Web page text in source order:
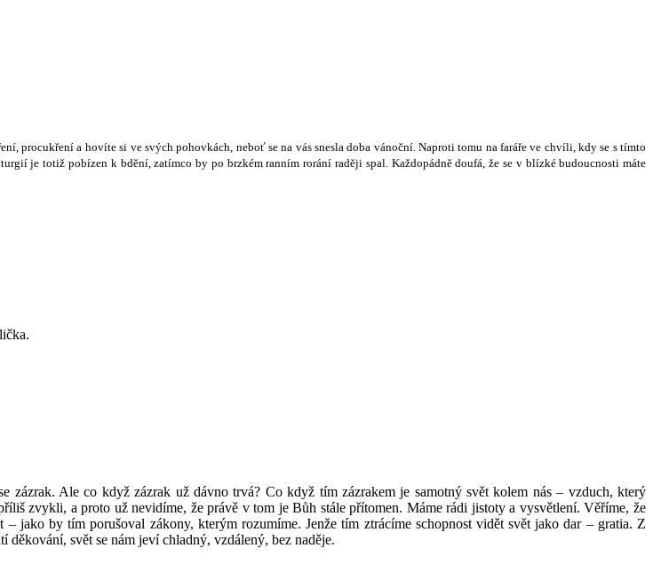
ení, procukření a hovíte si ve svých pohovkách, neboť se na vás snesla doba vánoční. Naproti tomu na faráře ve chvíli, kdy se s tímto
je totiž pobízen k bdění, zatímco by po brzkém ranním rorání raději spal. Každopádnědoufá,že se v blízké budoucnosti máte
zázrak. Ale co když zázrak už dávno trvá? Co když tím zázrakem je samotný svět kolem nás – vzduch, který
zvykli, a proto už nevidíme, že právě v tom je Bůh stále přítomen. Máme rádi jistoty a vysvětlení. Věříme, že
jako by tím porušoval zákony, kterým rozumíme. Jenže tím ztrácíme schopnost vidět svět jako dar – gratia. Z
svět se nám jeví chladný, vzdálený, bez naděje.